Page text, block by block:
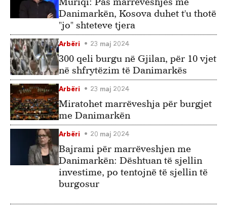
Danimarkën, Kosova duhet t'u thotë
"jo" shteteve tjera
Arbëri 23 maj 2024
300 qeli burgu në Gjilan, për 10 vjet
në shfrytëzim të Danimarkës
Arbëri 23 maj 2024
Miratohet marrëveshja për burgjet
me Danimarkën
Arbëri 20 maj 2024
Bajrami për marrëveshjen me
Danimarkën: Dështuan të sjellin
investime, po tentojnë të sjellin të
burgosur